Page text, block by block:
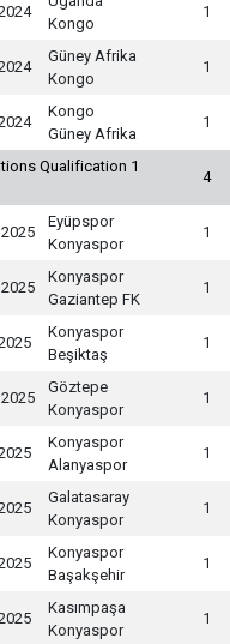
Kongo
1
Güney Afrika
Kongo
1
Kongo
Güney Afrika
1
Qualification 1
4
Eyüpspor
Konyaspor
1
Konyaspor
Gaziantep FK
1
Konyaspor
Beşiktaş
1
Göztepe
Konyaspor
1
Konyaspor
Alanyaspor
1
Galatasaray
Konyaspor
1
Konyaspor
Başakşehir
1
Kasımpaşa
Konyaspor
1